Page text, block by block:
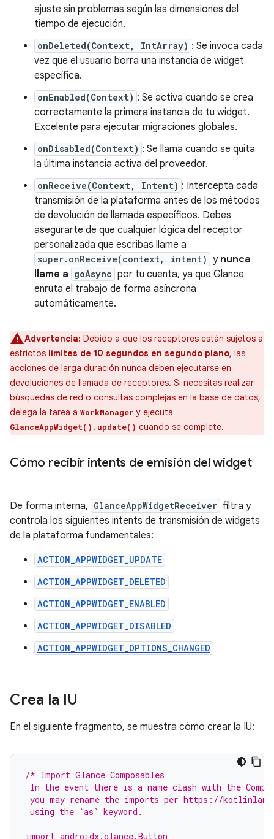
ajuste sin problemas según las dimensiones del
tiempo de ejecución.
onDeleted(Context, IntArray) : Se invoca cada
vez que el usuario borra una instancia de widget
específica.
onEnabled(Context) : Se activa cuando se crea
correctamente la primera instancia de tu widget.
Excelente para ejecutar migraciones globales.
onDisabled(Context) : Se llama cuando se quita
la última instancia activa del proveedor.
onReceive(Context, Intent) : Intercepta cada
transmisión de la plataforma antes de los métodos
de devolución de llamada específicos. Debes
asegurarte de que cualquier lógica del receptor
personalizada que escribas llame a
super.onReceive(context, intent) y nunca
llame a goAsync por tu cuenta, ya que Glance
enruta el trabajo de forma asíncrona
automáticamente.
Advertencia: Debido a que los receptores están sujetos a
estrictos límites de 10 segundos en segundo plano, las
acciones de larga duración nunca deben ejecutarse en
devoluciones de llamada de receptores. Si necesitas realizar
búsquedas de red o consultas complejas en la base de datos,
delega la tarea a WorkManager y ejecuta
GlanceAppWidget().update() cuando se complete.
Cómo recibir intents de emisión del widget
De forma interna, GlanceAppWidgetReceiver filtra y
controla los siguientes intents de transmisión de widgets
de la plataforma fundamentales:
ACTION_APPWIDGET_UPDATE
ACTION_APPWIDGET_DELETED
ACTION_APPWIDGET_ENABLED
ACTION_APPWIDGET_DISABLED
ACTION_APPWIDGET_OPTIONS_CHANGED
Crea la IU
En el siguiente fragmento, se muestra cómo crear la IU:
/* Import Glance Composables
In the event there is a name clash with the
you may rename the imports per https://
using the `as` keyword.
import androidx.glance.Button